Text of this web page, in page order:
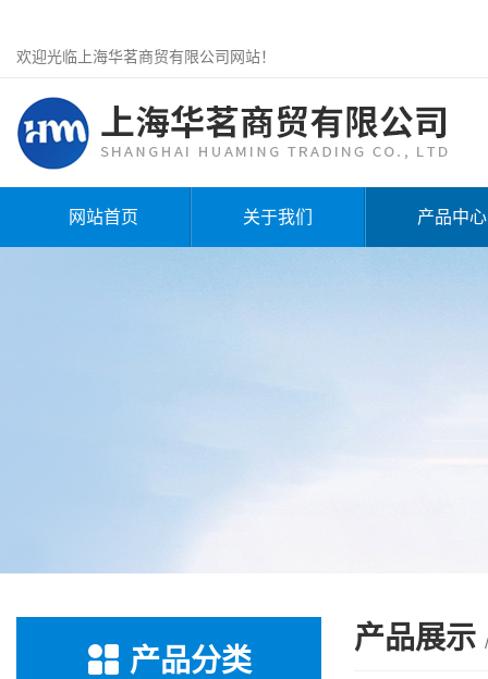
欢迎光临上海华茗商贸有限公司网站！
网站首页 关于我们 产品中心
产品分类
产品展示